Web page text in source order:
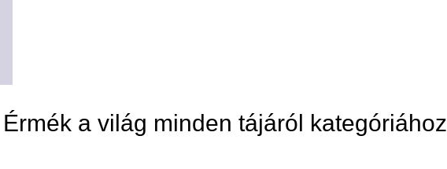
a világ minden tájáról kategóriához